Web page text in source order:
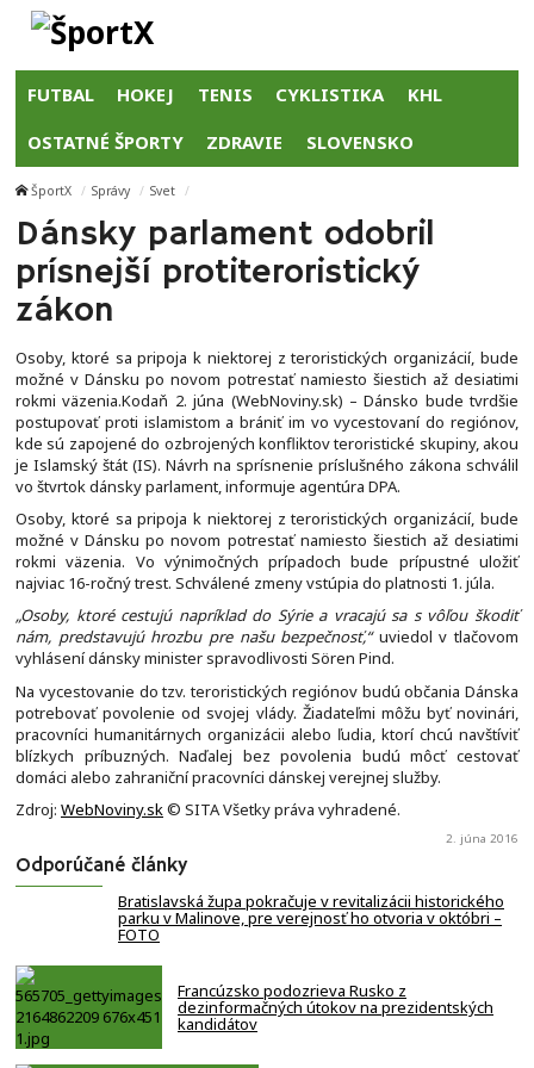
FUTBAL HOKEJ TENIS CYKLISTIKA KHL
OSTATNÉ ŠPORTY ZDRAVIE SLOVENSKO
ŠportX Správy Svet
Dánsky parlament odobril
prísnejší protiteroristický
zákon
Osoby, ktoré sa pripoja k niektorej z teroristických organizácií, bude
možné v Dánsku po novom potrestať namiesto šiestich až desiatimi
rokmi väzenia.Kodaň 2. júna (WebNoviny.sk) – Dánsko bude tvrdšie
postupovať proti islamistom a brániť im vo vycestovaní do regiónov,
kde sú zapojené do ozbrojených konfliktov teroristické skupiny, akou
je Islamský štát (IS). Návrh na sprísnenie príslušného zákona schválil
vo štvrtok dánsky parlament, informuje agentúra DPA.
Osoby, ktoré sa pripoja k niektorej z teroristických organizácií, bude
možné v Dánsku po novom potrestať namiesto šiestich až desiatimi
rokmi väzenia. Vo výnimočných prípadoch bude prípustné uložiť
najviac 16-ročný trest. Schválené zmeny vstúpia do platnosti 1. júla.
„Osoby, ktoré cestujú napríklad do Sýrie a vracajú sa s vôľou škodiť
nám, predstavujú hrozbu pre našu bezpečnosť,“uviedol v tlačovom
vyhlásení dánsky minister spravodlivosti Sören Pind.
Na vycestovanie do tzv. teroristických regiónov budú občania Dánska
potrebovať povolenie od svojej vlády. Žiadateľmi môžu byť novinári,
pracovníci humanitárnych organizácii alebo ľudia, ktorí chcú navštíviť
blízkych príbuzných. Naďalej bez povolenia budú môcť cestovať
domáci alebo zahraniční pracovníci dánskej verejnej služby.
Zdroj: WebNoviny.sk© SITA Všetky práva vyhradené.
2. júna 2016
Odporúčané články
Bratislavská župa pokračuje v revitalizácii historického
parku v Malinove, pre verejnosť ho otvoria v októbri –
FOTO
Francúzsko podozrieva Rusko z
dezinformačných útokov na prezidentských
kandidátov